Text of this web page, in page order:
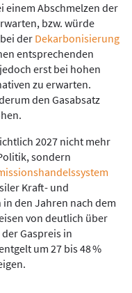
einem Abschmelzen der
bzw. würde
der Dekarbonisierung
entsprechenden
erst bei hohen
zu erwarten.
den Gasabsatz
2027 nicht mehr
sondern
Kraft- und
den Jahren nach dem
von deutlich über
Gaspreis in
um 27 bis 48 %